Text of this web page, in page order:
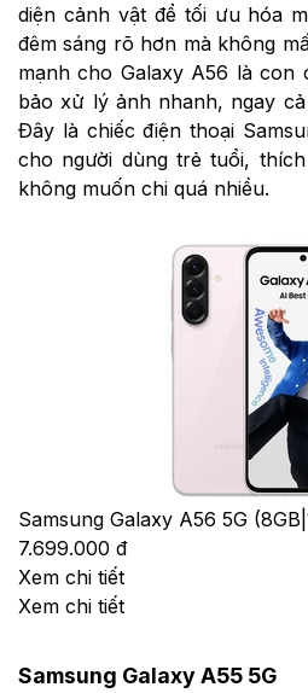
diện cảnh vật để tối ưu hóa
đêm sáng rõ hơn mà không
mạnh cho Galaxy A56 là con
bảo xử lý ảnh nhanh, ngay
Đây là chiếc điện thoại
cho người dùng trẻ tuổi,
không muốn chi quá nhiều.
Samsung Galaxy A56 5G
7.699.000 đ
Xem chi tiết
Xem chi tiết
Samsung Galaxy A55 5G